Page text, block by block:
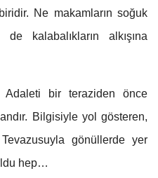
Ne makamların soğuk
kalabalıkların alkışına
Adaleti bir teraziden önce
Bilgisiyle yol gösteren,
gönüllerde yer
hep…